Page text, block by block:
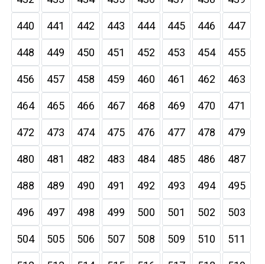
440 441 442 443 444 445 446 447
448 449 450 451 452 453 454 455
456 457 458 459 460 461 462 463
464 465 466 467 468 469 470 471
472 473 474 475 476 477 478 479
480 481 482 483 484 485 486 487
488 489 490 491 492 493 494 495
496 497 498 499 500 501 502 503
504 505 506 507 508 509 510 511